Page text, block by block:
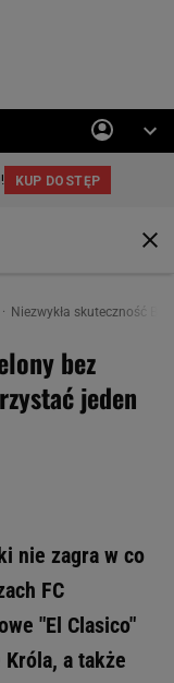
Niezwykła skuteczność
bez
jeden
nie zagra w co
FC
"El Clasico"
Króla, a także